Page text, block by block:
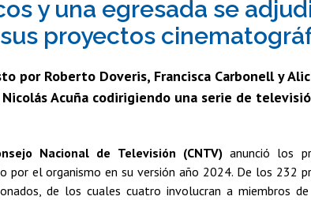
Alimentos
y una egresada se
proyectos
por Roberto Doveris, Francisca Carbonell y
Acuña codirigiendo una serie de
Nacional de Televisión (CNTV)anunció los
por el organismo en su versión año 2024. De los 232
de los cuales cuatro involucran a miembros